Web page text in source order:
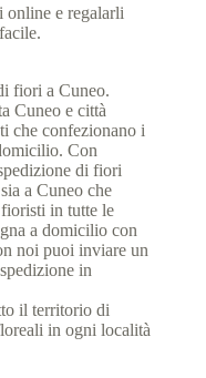
online e regalarli
fiori a Cuneo.
Cuneo e città
che confezionano i
Con
di fiori
a Cuneo che
in tutte le
a domicilio con
noi puoi inviare un
in
il territorio di
in ogni località